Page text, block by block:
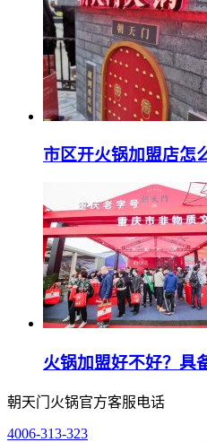
市区开火锅加盟店怎
火锅加盟好不好？具
朝天门火锅官方客服电话
4006-313-323